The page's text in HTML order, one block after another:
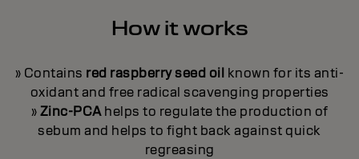
How it works
» Contains red raspberry seed oil known for its anti-
oxidant and free radical scavenging properties
»Zinc-PCAhelps to regulate the production of
sebum and helps to fight back against quick
regreasing